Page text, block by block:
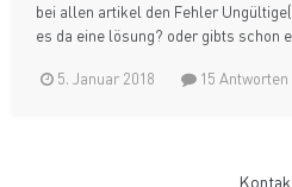
bei allen artikel den Fehler
es da eine lösung? oder gibts schon
5. Januar 2018 15 Antworten